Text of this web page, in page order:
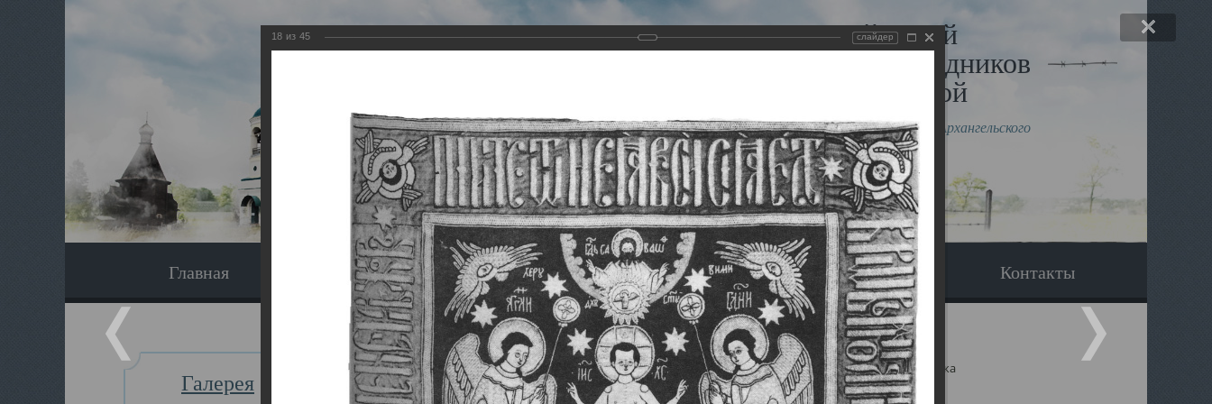
Виртуальный музей
Новомучеников и исповедников
Земли Архангельской
Сайт создан по благословлению митрополита Архангельского
и Холмогорского Даниила
Главная Экскурсия Наследники Галерея Вопрос-ответ Контакты
Галерея
Главная Галерея Храмы-мученики Архангельска Свято-Троицкий собор Архангельска
18 из 45 слайдер